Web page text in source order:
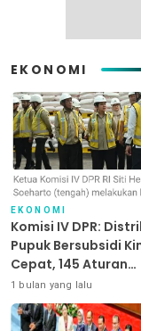
EKONOMI
EKONOMI
Komisi IV DPR:
Pupuk Bersubsidi
Cepat, 145 Aturan
Dipangkas
1 bulan yang lalu